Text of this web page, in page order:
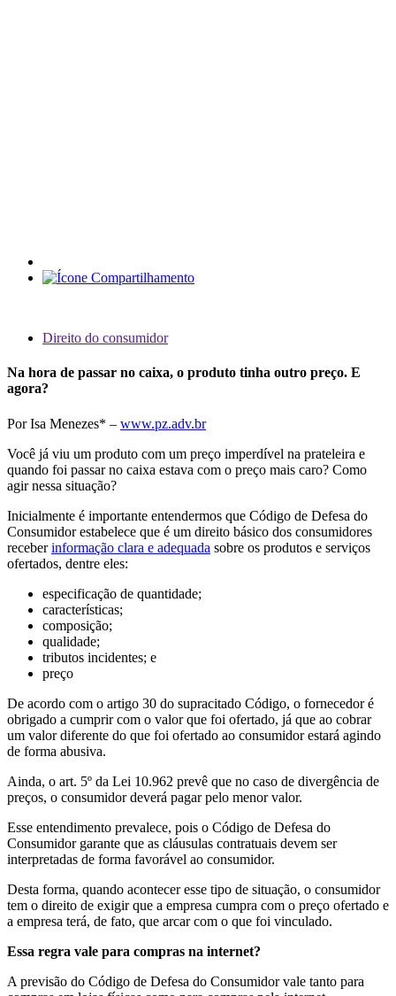
Direito do consumidor
Na hora de passar no caixa, o produto tinha outro preço. E
agora?
Por Isa Menezes* – www.pz.adv.br
Você já viu um produto com um preço imperdível na prateleira e
quando foi passar no caixa estava com o preço mais caro? Como
agir nessa situação?
Inicialmente é importante entendermos que Código de Defesa do
Consumidor estabelece que é um direito básico dos consumidores
receberinformação clara e adequada sobre os produtos e serviços
ofertados, dentre eles:
especificação de quantidade;
características;
composição;
qualidade;
tributos incidentes; e
preço
De acordo com o artigo 30 do supracitado Código, o fornecedor é
obrigado a cumprir com o valor que foi ofertado, já que ao cobrar
um valor diferente do que foi ofertado ao consumidor estará agindo
de forma abusiva.
Ainda, o art. 5º da Lei 10.962 prevê que no caso de divergência de
preços, o consumidor deverá pagar pelo menor valor.
Esse entendimento prevalece, pois o Código de Defesa do
Consumidor garante que as cláusulas contratuais devem ser
interpretadas de forma favorável ao consumidor.
Desta forma, quando acontecer esse tipo de situação, o consumidor
tem o direito de exigir que a empresa cumpra com o preço ofertado e
a empresa terá, de fato, que arcar com o que foi vinculado.
Essa regra vale para compras na internet?
A previsão do Código de Defesa do Consumidor vale tanto para